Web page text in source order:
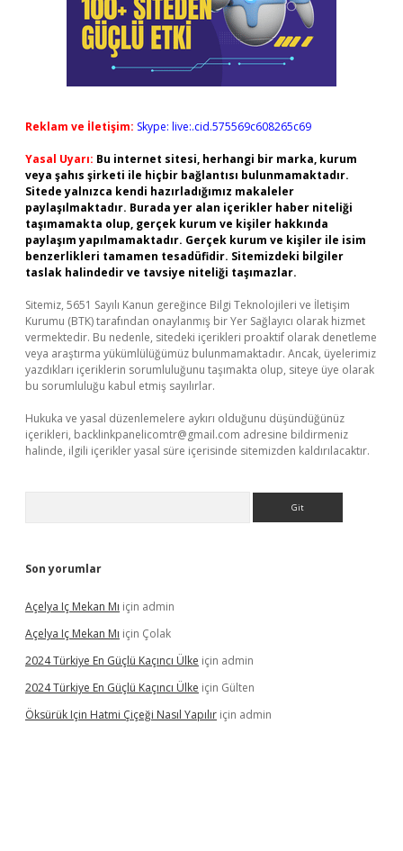
Reklam ve İletişim: Skype: live:.cid.575569c608265c69
Yasal Uyarı: Bu internet sitesi, herhangi bir marka, kurum
veya şahıs şirketi ile hiçbir bağlantısı bulunmamaktadır.
Sitede yalnızca kendi hazırladığımız makaleler
paylaşılmaktadır. Burada yer alan içerikler haber niteliği
taşımamakta olup, gerçek kurum ve kişiler hakkında
paylaşım yapılmamaktadır. Gerçek kurum ve kişiler ile isim
benzerlikleri tamamen tesadüfidir. Sitemizdeki bilgiler
taslak halindedir ve tavsiye niteliği taşımazlar.
Sitemiz, 5651 Sayılı Kanun gereğince Bilgi Teknolojileri ve İletişim
Kurumu (BTK) tarafından onaylanmış bir Yer Sağlayıcı olarak hizmet
vermektedir. Bu nedenle, sitedeki içerikleri proaktif olarak denetleme
veya araştırma yükümlülüğümüz bulunmamaktadır. Ancak, üyelerimiz
yazdıkları içeriklerin sorumluluğunu taşımakta olup, siteye üye olarak
bu sorumluluğu kabul etmiş sayılırlar.
Hukuka ve yasal düzenlemelere aykırı olduğunu düşündüğünüz
içerikleri, backlinkpanelicomtr@gmail.com adresine bildirmeniz
halinde, ilgili içerikler yasal süre içerisinde sitemizden kaldırılacaktır.
Son yorumlar
Açelya Iç Mekan Mı için admin
Açelya Iç Mekan Mı için Çolak
2024 Türkiye En Güçlü Kaçıncı Ülke için admin
2024 Türkiye En Güçlü Kaçıncı Ülke için Gülten
Öksürük Için Hatmi Çiçeği Nasıl Yapılır için admin